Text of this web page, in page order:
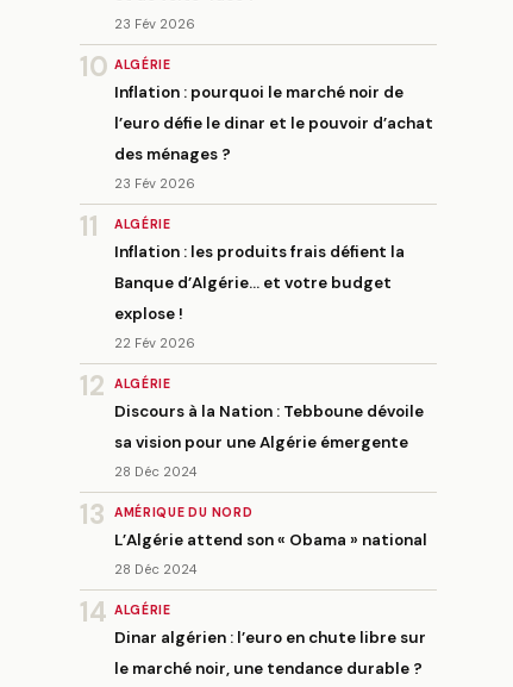
23 Fév 2026
10 ALGÉRIE
Inflation : pourquoi le marché noir de
l’euro défie le dinar et le pouvoir d’achat
des ménages ?
23 Fév 2026
11 ALGÉRIE
Inflation : les produits frais défient la
Banque d’Algérie… et votre budget
explose !
22 Fév 2026
12 ALGÉRIE
Discours à la Nation : Tebboune dévoile
sa vision pour une Algérie émergente
28 Déc 2024
13 AMÉRIQUE DU NORD
L’Algérie attend son « Obama » national
28 Déc 2024
14 ALGÉRIE
Dinar algérien : l’euro en chute libre sur
le marché noir, une tendance durable ?